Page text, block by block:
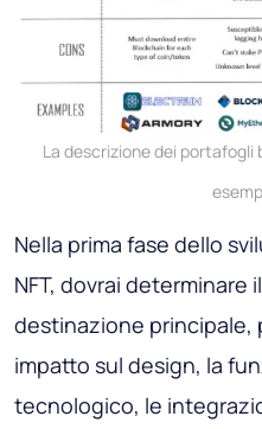
La descrizione dei
Nella prima fase dello
NFT, dovrai determinare
destinazione principale,
impatto sul design, la
tecnologico, le